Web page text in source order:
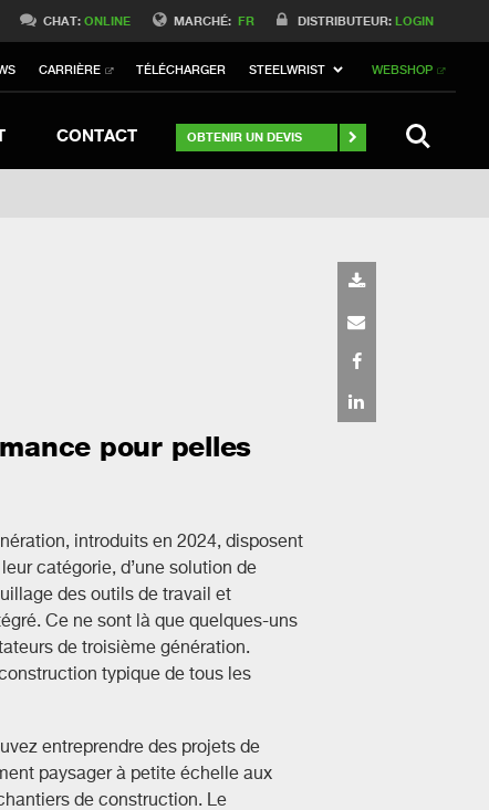
MARCHÉ: FR DISTRIBUTEUR: LOGIN
CHAT:ONLINE
CARRIÈRE TÉLÉCHARGER STEELWRIST WEBSHOP
CONTACT OBTENIR UN DEVIS
Switch to Belgique
Switch to Norway
Switch to Italy
pour pelles
introduits en 2024, disposent
catégorie, d’une solution de
des outils de travail et
Ce ne sont là que quelques-uns
de troisième génération.
typique de tous les
entreprendre des projets de
paysager à petite échelle aux
de construction. Le